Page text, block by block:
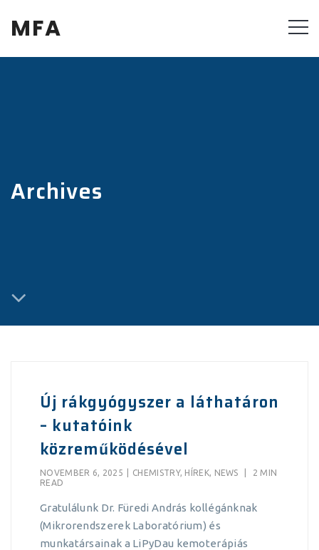
MFA
Archives
Új rákgyógyszer a láthatáron
– kutatóink
közreműködésével
NOVEMBER 6, 2025 CHEMISTRY, HÍREK, NEWS
2 MIN
READ
Gratulálunk Dr. Füredi András kollégánknak
(Mikrorendszerek Laboratórium) és
munkatársainak a LiPyDau kemoterápiás